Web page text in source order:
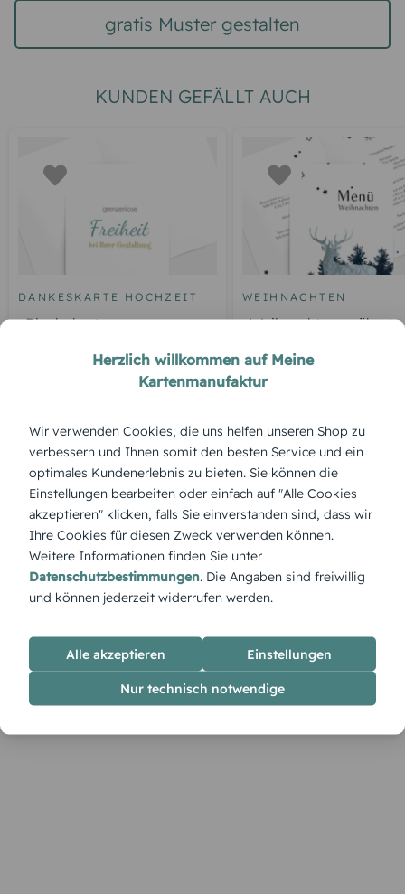
gratis Muster gestalten
KUNDEN GEFÄLLT AUCH
DANKESKARTE HOCHZEIT
Blankokarte
WEIHNACHTEN
Weihnachtsmenükarte
ÜBERBLICK:
Produktbeschreibung
'Schneewald' – ein stiller Wald unter einer Decke aus
glitzerndem Schnee. Das Motiv entführt in eine friedliche,
unberührte Winterwelt.
Herzlich willkommen auf Meine
Kartenmanufaktur
Wir verwenden Cookies, die uns helfen unseren Shop zu
verbessern und Ihnen somit den besten Service und ein
optimales Kundenerlebnis zu bieten. Sie können die
Einstellungen bearbeiten oder einfach auf "Alle Cookies
akzeptieren" klicken, falls Sie einverstanden sind, dass wir
Ihre Cookies für diesen Zweck verwenden können.
Weitere Informationen finden Sie unter
Datenschutzbestimmungen. Die Angaben sind freiwillig
und können jederzeit widerrufen werden.
Alle akzeptieren Einstellungen
Nur technisch notwendige